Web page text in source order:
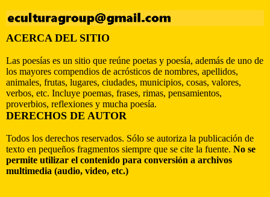
ACERCA DEL SITIO
Las poesías es un sitio que reúne poetas y poesía, además de uno de
los mayores compendios de acrósticos de nombres, apellidos,
animales, frutas, lugares, ciudades, municipios, cosas, valores,
verbos, etc. Incluye poemas, frases, rimas, pensamientos,
proverbios, reflexiones y mucha poesía.
DERECHOS DE AUTOR
Todos los derechos reservados. Sólo se autoriza la publicación de
texto en pequeños fragmentos siempre que se cite la fuente. No se
permite utilizar el contenido para conversión a archivos
multimedia (audio, video, etc.)